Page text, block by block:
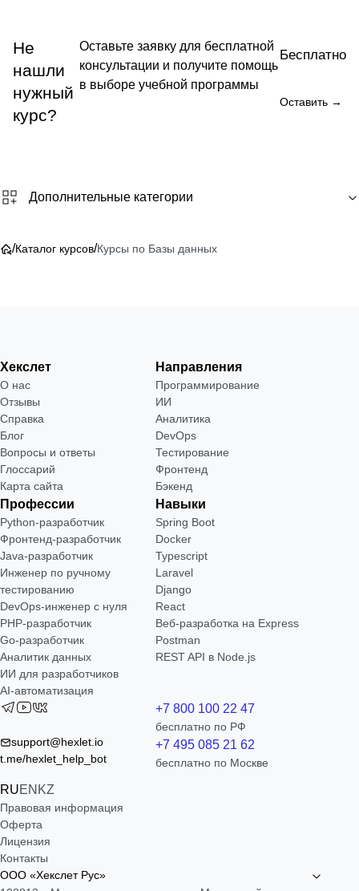
Не
нашли
нужный
курс?
Оставьте заявку для бесплатной
консультации и получите помощь
в выборе учебной программы
Бесплатно
Оставить →
Дополнительные категории
/Каталог курсов/Курсы по Базы данных
Хекслет
О нас
Отзывы
Справка
Блог
Вопросы и ответы
Глоссарий
Карта сайта
Направления
Программирование
ИИ
Аналитика
DevOps
Тестирование
Фронтенд
Бэкенд
Профессии
Python-разработчик
Фронтенд-разработчик
Java-разработчик
Инженер по ручному
тестированию
DevOps-инженер с нуля
РНР-разработчик
Go-разработчик
Аналитик данных
ИИ для разработчиков
AI-автоматизация
Навыки
Spring Boot
Docker
Typescript
Laravel
Django
React
Веб-разработка на Express
Postman
REST API в Node.js
support@hexlet.io
t.me/hexlet_help_bot
RUEN KZ
+7 800 100 22 47
бесплатно по РФ
+7 495 085 21 62
бесплатно по Москве
Правовая информация
Оферта
Лицензия
Контакты
ООО «Хекслет Рус»